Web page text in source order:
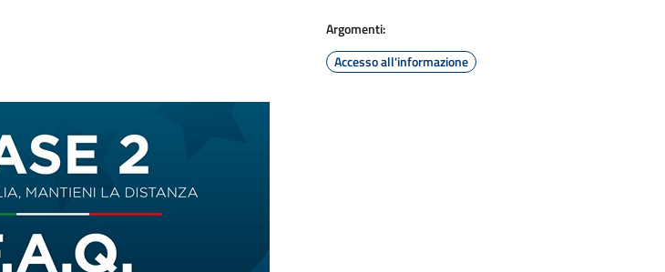
Argomenti:
Accesso all'informazione